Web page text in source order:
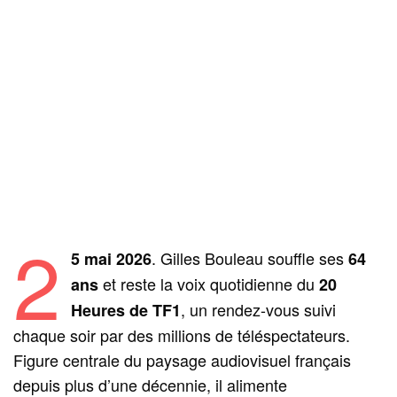
2 5 mai 2026. Gilles Bouleau souffle ses64
anset reste la voix quotidienne du 20
Heures de TF1, un rendez-vous suivi
chaque soir par des millions de téléspectateurs.
Figure centrale du paysage audiovisuel français
depuis plus d’une décennie, il alimente